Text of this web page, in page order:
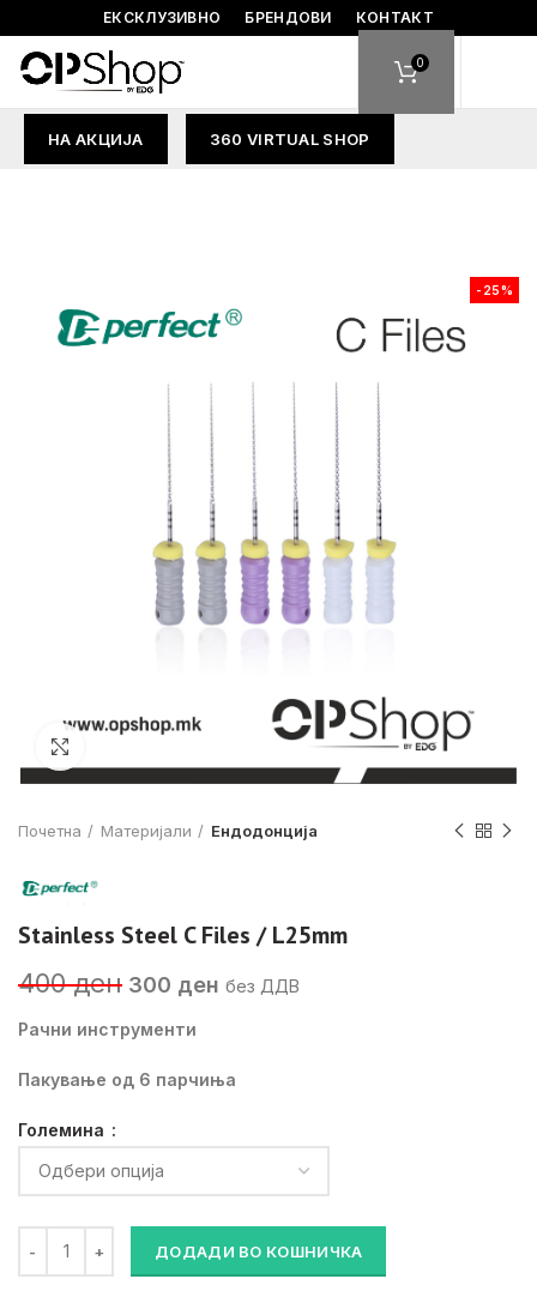
ЕКСКЛУЗИВНО БРЕНДОВИ КОНТАКТ
0
НА АКЦИЈА 360 VIRTUAL SHOP
-25%
Почетна Материјали Ендодонција
Stainless Steel C Files / L25mm
400ден Original
was:
300 ден Current
price
без ДДВ
Рачни инструменти
Пакување од 6 парчиња
Големина
ДОДАДИ ВО КОШНИЧКА